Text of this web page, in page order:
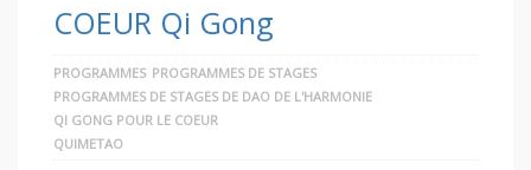
COEUR Qi Gong
PROGRAMMES PROGRAMMES DE STAGES
PROGRAMMES DE STAGES DE DAO DE L'HARMONIE
QI GONG POUR LE COEUR
QUIMETAO